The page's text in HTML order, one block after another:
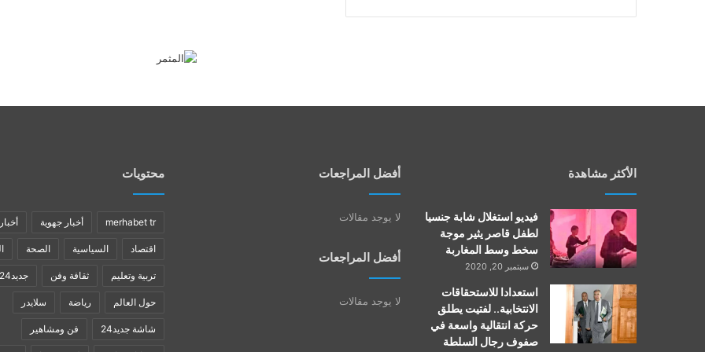
الأكثر مشاهدة
فيديو استغلال شابة جنسيا
لطفل قاصر يثير موجة
سخط وسط المغاربة
سبتمبر 20, 2020
استعدادا للاستحقاقات
الانتخابية.. لفتيت يطلق
حركة انتقالية واسعة في
صفوف رجال السلطة
أفضل المراجعات
لا يوجد مقالات
أفضل المراجعات
لا يوجد مقالات
محتويات
merhabet tr أخبار جهوية
اقتصاد السياسية الصحة
تربية وتعليم ثقافة وفن جديد24
حول العالم رياضة سلايدر
شاشة جديد24 فن ومشاهير